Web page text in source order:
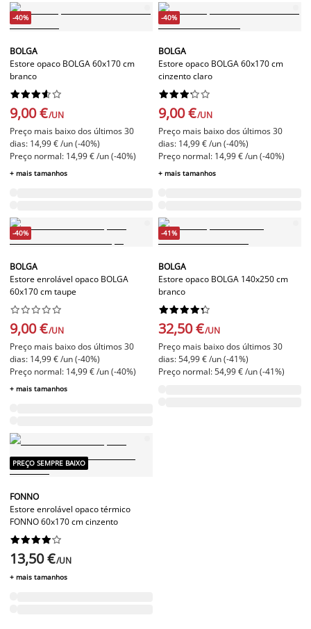
-40%
BOLGA
Estore opaco BOLGA 60x170 cm
branco






9,00 €/UN
Preço mais baixo dos últimos 30
dias: 14,99 € /un (-40%)
Preço normal: 14,99 € /un (-40%)
+ mais tamanhos
-40%
BOLGA
Estore opaco BOLGA 60x170 cm
cinzento claro






9,00 €/UN
Preço mais baixo dos últimos 30
dias: 14,99 € /un (-40%)
Preço normal: 14,99 € /un (-40%)
+ mais tamanhos
-40%
BOLGA
Estore enrolável opaco BOLGA
60x170 cm taupe






9,00 €/UN
Preço mais baixo dos últimos 30
dias: 14,99 € /un (-40%)
Preço normal: 14,99 € /un (-40%)
+ mais tamanhos
-41%
BOLGA
Estore opaco BOLGA 140x250 cm
branco






32,50 €/UN
Preço mais baixo dos últimos 30
dias: 54,99 € /un (-41%)
Preço normal: 54,99 € /un (-41%)
PREÇO SEMPRE BAIXO
FONNO
Estore enrolável opaco térmico
FONNO 60x170 cm cinzento






13,50 €/UN
+ mais tamanhos